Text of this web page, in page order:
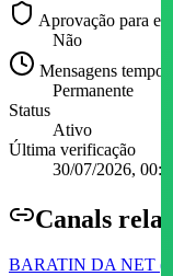
Aprovação para
Não
Mensagens
Permanente
Status
Ativo
Última verificação
30/07/2026, 00:56
Canals
BARATIN DA NET